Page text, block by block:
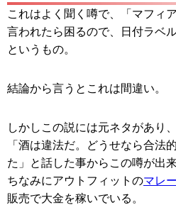
これはよく聞く噂で、「マフィ
言われたら困るので、日付ラベ
というもの。
結論から言うとこれは間違い。
しかしこの説には元ネタがあり
「酒は違法だ。どうせなら合法
た」と話した事からこの噂が出
ちなみにアウトフィットのマレ
販売で大金を稼いでいる。